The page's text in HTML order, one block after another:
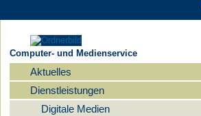
Computer- und Medienservice
Navigation
Aktuelles
Dienstleistungen
Digitale Medien